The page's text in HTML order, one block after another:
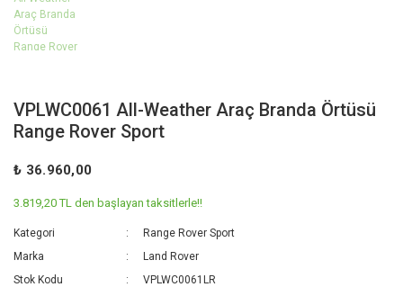
VPLWC0061 All-Weather Araç Branda Örtüsü
Range Rover Sport
₺ 36.960,00
3.819,20 TL den başlayan taksitlerle!!
Kategori
Range Rover Sport
Marka
Land Rover
Stok Kodu
VPLWC0061LR